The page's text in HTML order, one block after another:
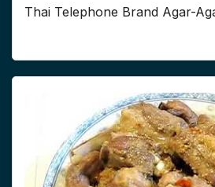
Thai Telephone Brand Agar-